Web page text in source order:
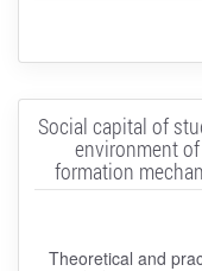
Social capital of
environment
formation
Theoretical and